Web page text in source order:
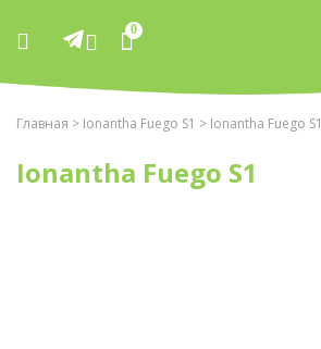
0
Главная > Ionantha Fuego S1 > Ionantha Fuego S1
Ionantha Fuego S1